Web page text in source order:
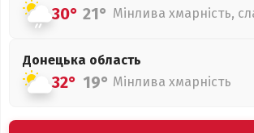
30° 21° Мінлива хмарність,
Донецька область
32° 19° Мінлива хмарність